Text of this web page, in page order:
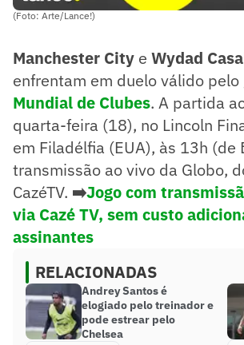
(Foto: Arte/Lance!)
Manchester City e Wydad
enfrentam em duelo válido pelo
Mundial de Clubes. A partida
quarta-feira (18), no Lincoln
em Filadélfia (EUA), às 13h (de
transmissão ao vivo da Globo,
CazéTV. ➡️Jogo com
via Cazé TV, sem custo
assinantes
RELACIONADAS
Andrey Santos é
elogiado pelo treinador e
pode estrear pelo
Chelsea